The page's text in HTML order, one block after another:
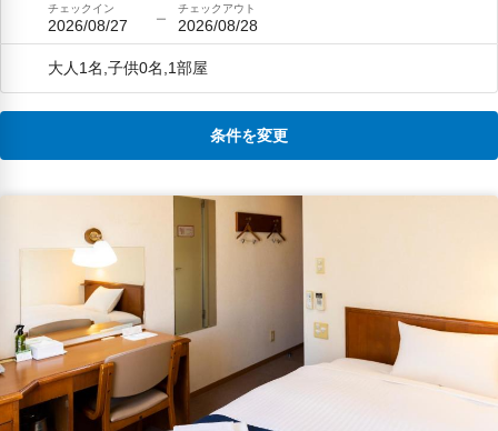
チェックイン
2026/08/27
チェックアウト
2026/08/28
大人1名,子供0名,1部屋
条件を変更